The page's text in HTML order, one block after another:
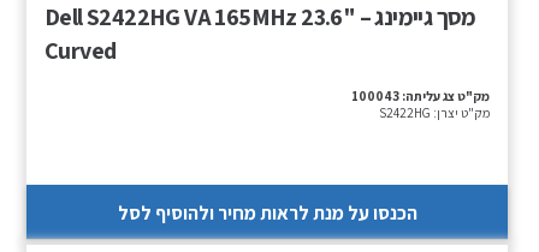
מסך גיימינג – Dell S2422HG VA 165MHz 23.6"
Curved
מק"ט צג עליתה: 100043
מק"ט יצרן: S2422HG
הכנסו על מנת לראות מחיר ולהוסיף לסל